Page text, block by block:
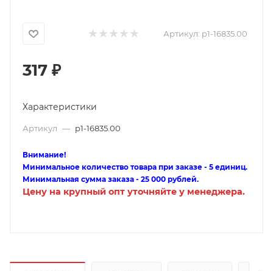
Артикул: p1-16835.00
317 ₽
Характеристики
Артикул — p1-16835.00
Внимание!
Минимальное количество товара при заказе - 5 единиц.
Минимальная сумма заказа - 25 000 рублей.
Цену на крупный опт уточняйте у менеджера.